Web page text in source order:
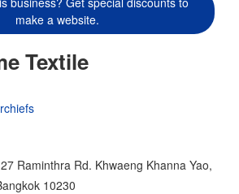
make a website.
Textile
Raminthra Rd. Khwaeng Khanna Yao,
10230